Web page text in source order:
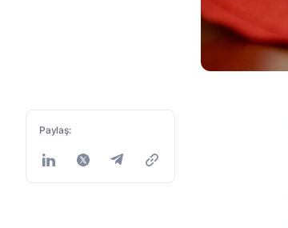
Paylaş: